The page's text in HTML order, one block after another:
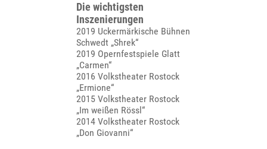
Die wichtigsten
Inszenierungen
2019 Uckermärkische Bühnen
Schwedt „Shrek“
2019 Opernfestspiele Glatt
„Carmen“
2016 Volkstheater Rostock
„Ermione“
2015 Volkstheater Rostock
„Im weißen Rössl“
2014 Volkstheater Rostock
„Don Giovanni“